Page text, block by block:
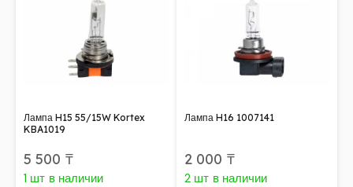
Лампа H15 55/15W Kortex
KBA1019
5 500 ₸
1 шт в наличии
Лампа H16 1007141
2 000 ₸
2 шт в наличии